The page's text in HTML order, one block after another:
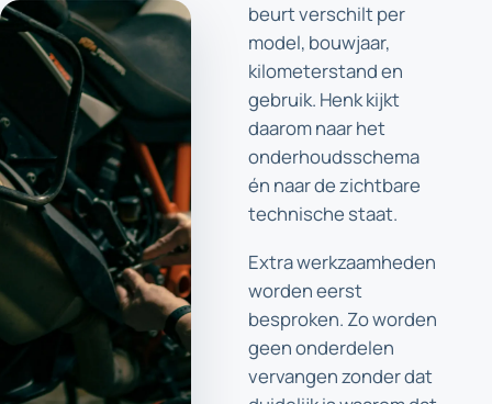
beurt verschilt per
model, bouwjaar,
kilometerstand en
gebruik. Henk kijkt
daarom naar het
onderhoudsschema
én naar de zichtbare
technische staat.
Extra werkzaamheden
worden eerst
besproken. Zo worden
geen onderdelen
vervangen zonder dat